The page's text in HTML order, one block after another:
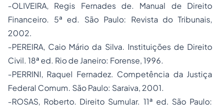
-OLIVEIRA, Regis Fernades de. Manual de Direito
Financeiro. 5ª ed. São Paulo: Revista do Tribunais,
2002.
-PEREIRA, Caio Mário da Silva. Instituições de Direito
Civil. 18ª ed. Rio de Janeiro: Forense, 1996.
-PERRINI, Raquel Fernadez. Competência da Justiça
Federal Comum. São Paulo: Saraiva, 2001.
-ROSAS, Roberto. Direito Sumular. 11ª ed. São Paulo: